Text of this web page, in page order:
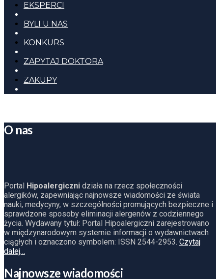
EKSPERCI
BYLI U NAS
KONKURS
ZAPYTAJ DOKTORA
ZAKUPY
O nas
Portal Hipoalergiczni działa na rzecz społeczności
alergików, zapewniając najnowsze wiadomości ze świata
nauki, medycyny, w szczególności promujących bezpieczne i
sprawdzone sposoby eliminacji alergenów z codziennego
życia. Wydawany tytuł: Portal Hipoalergiczni zarejestrowano
w międzynarodowym systemie informacji o wydawnictwach
ciągłych i oznaczono symbolem: ISSN 2544-2953. Czytaj
dalej…
Najnowsze wiadomości